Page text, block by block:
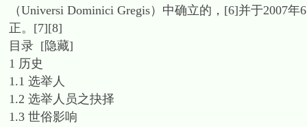
（Universi Dominici Gregis）中确立的，[6]并于2007
正。[7][8]
目录 [隐藏]
1 历史
1.1 选举人
1.2 选举人员之抉择
1.3 世俗影响